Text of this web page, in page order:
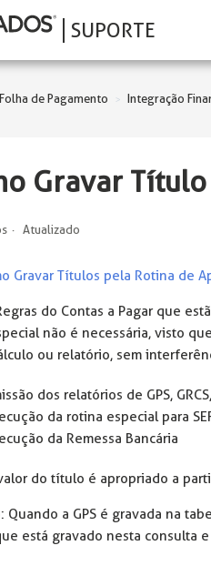
SUPORTE
Folha de Pagamento Integração
Gravar
Atualizado
Gravar Títulos pela Rotina de
do Contas a Pagar que
não é necessária, visto
ou relatório, sem
dos relatórios de GPS,
da rotina especial para
da Remessa Bancária
do título é apropriado a
Quando a GPS é gravada na
está gravado nesta consulta